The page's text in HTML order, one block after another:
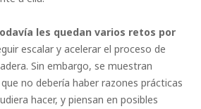
les quedan varios retos por
escalar y acelerar el proceso de
Sin embargo, se muestran
no debería haber razones prácticas
hacer, y piensan en posibles